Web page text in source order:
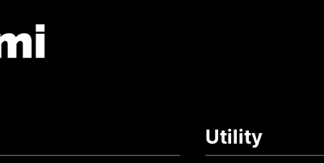
Utility